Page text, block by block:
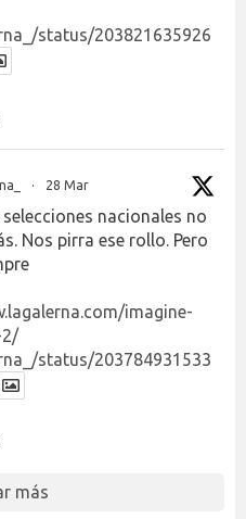
status/203821635926
· 28 Mar
nacionales no
Nos pirra ese rollo. Pero
imagine-
2/
status/203784931533
más